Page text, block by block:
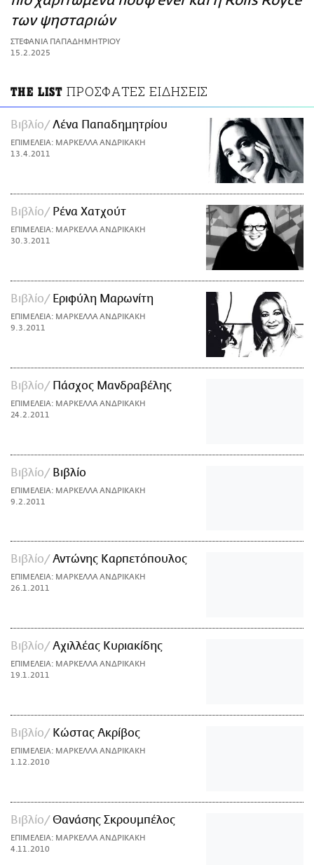
ΑΜΠΑ
PRINT
των ψησταριών
ΣΤΕΦΑΝΙΑ ΠΑΠΑΔΗΜΗΤΡΙΟΥ
15.2.2025
THE LIST ΠΡΟΣΦΑΤΕΣ ΕΙΔΗΣΕΙΣ
Βιβλίο Λένα Παπαδημητρίου
ΕΠΙΜΕΛΕΙΑ: ΜΑΡΚΕΛΛΑ ΑΝΔΡΙΚΑΚΗ
13.4.2011
Βιβλίο Ρένα Χατχούτ
ΕΠΙΜΕΛΕΙΑ: ΜΑΡΚΕΛΛΑ ΑΝΔΡΙΚΑΚΗ
30.3.2011
Βιβλίο Εριφύλη Μαρωνίτη
ΕΠΙΜΕΛΕΙΑ: ΜΑΡΚΕΛΛΑ ΑΝΔΡΙΚΑΚΗ
9.3.2011
Βιβλίο Πάσχος Μανδραβέλης
ΕΠΙΜΕΛΕΙΑ: ΜΑΡΚΕΛΛΑ ΑΝΔΡΙΚΑΚΗ
24.2.2011
Βιβλίο Βιβλίο
ΕΠΙΜΕΛΕΙΑ: ΜΑΡΚΕΛΛΑ ΑΝΔΡΙΚΑΚΗ
9.2.2011
Βιβλίο Αντώνης Καρπετόπουλος
ΕΠΙΜΕΛΕΙΑ: ΜΑΡΚΕΛΛΑ ΑΝΔΡΙΚΑΚΗ
26.1.2011
Βιβλίο Αχιλλέας Κυριακίδης
ΕΠΙΜΕΛΕΙΑ: ΜΑΡΚΕΛΛΑ ΑΝΔΡΙΚΑΚΗ
19.1.2011
Βιβλίο Κώστας Ακρίβος
ΕΠΙΜΕΛΕΙΑ: ΜΑΡΚΕΛΛΑ ΑΝΔΡΙΚΑΚΗ
1.12.2010
Βιβλίο Θανάσης Σκρουμπέλος
ΕΠΙΜΕΛΕΙΑ: ΜΑΡΚΕΛΛΑ ΑΝΔΡΙΚΑΚΗ
4.11.2010